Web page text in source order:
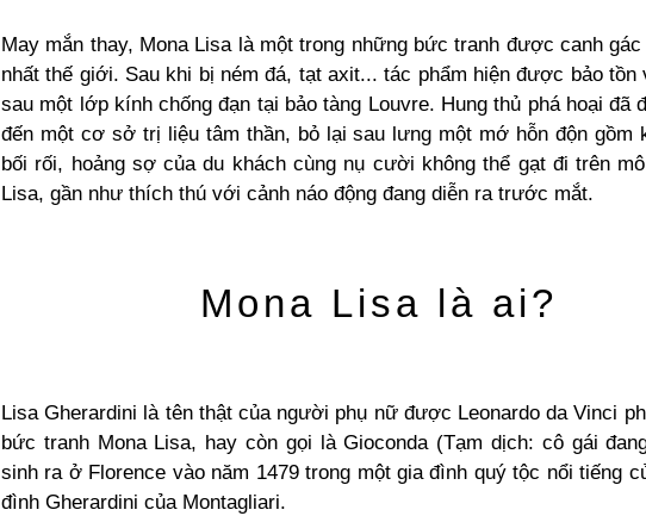
May mắn thay, Mona Lisa là một trong những bức tranh được canh gác
nhất thế giới. Sau khi bị ném đá, tạt axit... tác phẩm hiện được bảo tồn
sau một lớp kính chống đạn tại bảo tàng Louvre. Hung thủ phá hoại đã
đến một cơ sở trị liệu tâm thần, bỏ lại sau lưng một mớ hỗn độn gồm
bối rối, hoảng sợ của du khách cùng nụ cười không thể gạt đi trên
Lisa, gần như thích thú với cảnh náo động đang diễn ra trước mắt.
Mona Lisa là ai?
Lisa Gherardini là tên thật của người phụ nữ được Leonardo da Vinci
bức tranh Mona Lisa, hay còn gọi là Gioconda (Tạm dịch: cô gái
sinh ra ở Florence vào năm 1479 trong một gia đình quý tộc nổi tiếng
đình Gherardini của Montagliari.